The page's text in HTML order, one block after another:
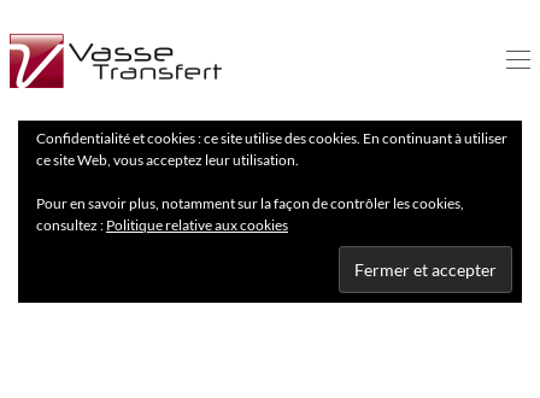
Confidentialité et cookies : ce site utilise des cookies. En continuant à utiliser
ce site Web, vous acceptez leur utilisation.
Pour en savoir plus, notamment sur la façon de contrôler les cookies,
consultez : Politique relative aux cookies